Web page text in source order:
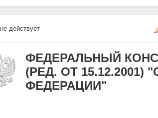
не действует
ФЕДЕРАЛЬНЫЙ
(РЕД. ОТ
ФЕДЕРАЦИИ"